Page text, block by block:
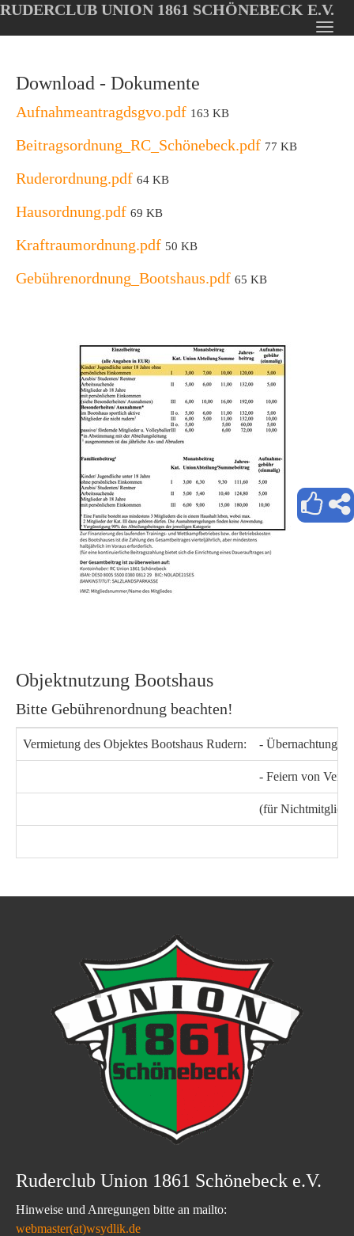
Oops, an error occurred! Code: 20260808044811a9a14350
main
RUDERCLUB UNION 1861 SCHÖNEBECK E.V.
Download - Dokumente
Aufnahmeantragdsgvo.pdf 163 KB
Beitragsordnung_RC_Schönebeck.pdf 77 KB
Ruderordnung.pdf 64 KB
Hausordnung.pdf 69 KB
Kraftraumordnung.pdf 50 KB
Gebührenordnung_Bootshaus.pdf 65 KB
Objektnutzung Bootshaus
Bitte Gebührenordnung beachten!
Vermietung des Objektes Bootshaus Rudern: - Übernachtung
- Feiern von
(für
Ruderclub Union 1861 Schönebeck e.V.
Hinweise und Anregungen bitte an mailto:
webmaster(at)wsydlik.de